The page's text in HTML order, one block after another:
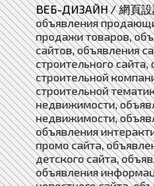
ВЕБ-ДИЗАЙН / 網頁設
объявления
продажи товаров,
сайтов, объявления
строительного
строительной
строительной
недвижимости,
недвижимости,
объявления
промо сайта,
детского сайта,
объявления